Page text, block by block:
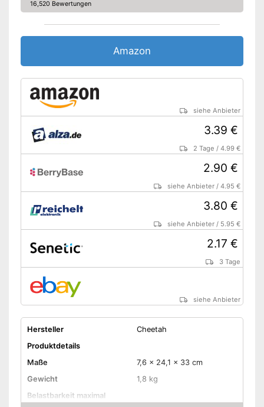
16,520 Bewertungen
Amazon
siehe Anbieter
3.39 €
2 Tage /4.99 €
2.90 €
siehe Anbieter /4.95 €
3.80 €
siehe Anbieter / 5.95 €
2.17 €
3 Tage
siehe Anbieter
Hersteller
Cheetah
Produktdetails
Maße
7,6 x 24,1 x 33 cm
Gewicht
1,8 kg
Belastbarkeit maximal